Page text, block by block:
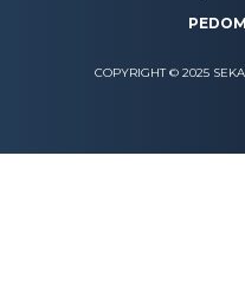
COPYRIGHT © 2025